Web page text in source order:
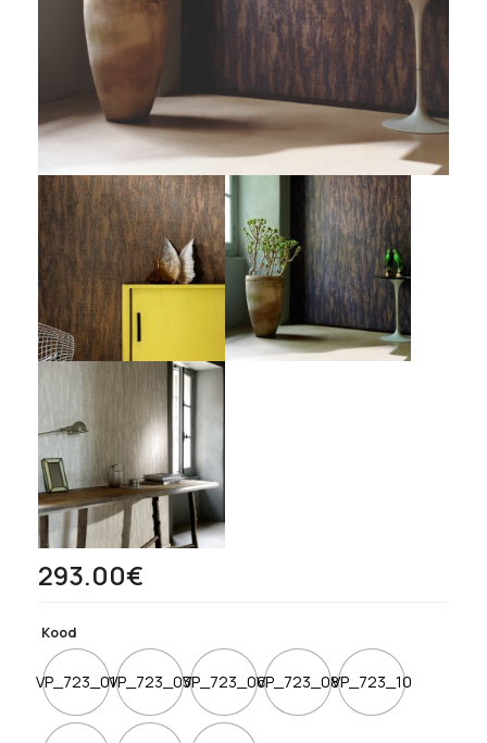
293.00€
Kood
VP_723_01VP_723_03VP_723_06VP_723_08VP_723_10